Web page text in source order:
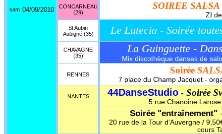
sam 04/09/2010
CONCARNEAU
(29)
SOIREE SALSA
ZI
St Aubin
Aubigné (35)
Le Lutecia - Soirée
CHAVAGNE
(35)
La Guinguette -
Mix discothèque danses de
RENNES Soirée
7 place du Champ Jacquet -
NANTES 44DanseStudio - Soirée
5 rue Chanoine
Soirée "entraînement"
20 rue de la Tour d'Auvergne /
cours